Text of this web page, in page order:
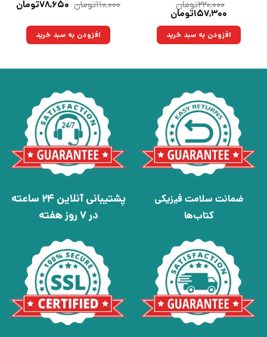
۲۲۰,۰۰۰تومان
قیمت
۲۲۰,۰۰۰تومان
بود.
۱۵۷,۳۰۰تومان
۱۵۷,۳۰۰تومان.افزودن به سبد خرید
۱۱۰,۰۰۰تومان قیمت
بود.
۷۸,۶۵۰تومان
افزودن به سبد خرید
ضمانت سلامت فیزیکی
کتاب‌ها
پشتیبانی آنلاین 24 ساعته
در 7 روز هفته